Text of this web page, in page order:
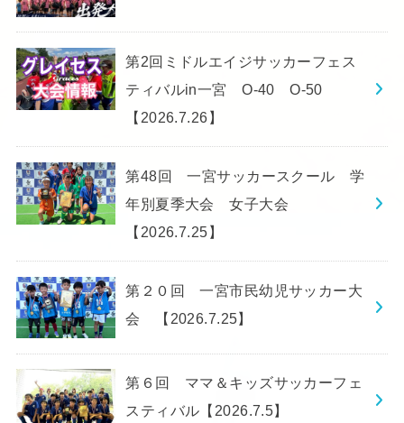
第2回ミドルエイジサッカーフェス
ティバルin一宮 O-40 O-50
【2026.7.26】
第48回 一宮サッカースクール 学
年別夏季大会 女子大会
【2026.7.25】
第２０回 一宮市民幼児サッカー大
会 【2026.7.25】
第６回 ママ＆キッズサッカーフェ
スティバル【2026.7.5】